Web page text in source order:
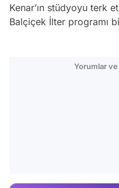
Kenar’ın stüdyoyu terk
Balçiçek İlter programı
Yorumlar ve